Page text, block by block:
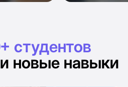
студентов
новые навыки